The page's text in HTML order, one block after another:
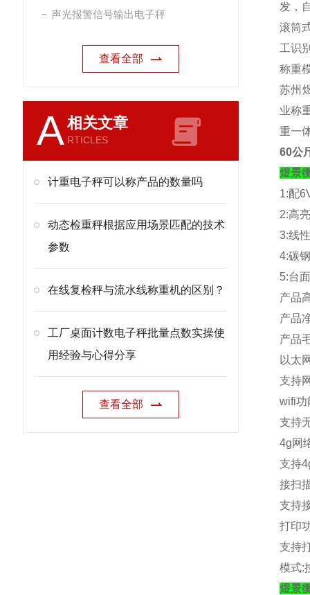
声光报警信号输出电子秤
查看全部
A相关文章
RTICLES
计重电子秤可以称产品的数量吗
动态检重秤根据应用场景匹配的技术
参数
在线复检秤与流水线称重机的区别？
工厂桌面计数电子秤批量点数实操使
用经验与心得分享
查看全部
发，
滚筒
工识
称重
苏州
业称
重一
60公
煜景
1:配
2:高
3:线
4:碳
5:台
产品
产品
产品
以太
支持
wifi功
支持
4g网
支持
接扫
支持
打印
支持
模式:
煜景